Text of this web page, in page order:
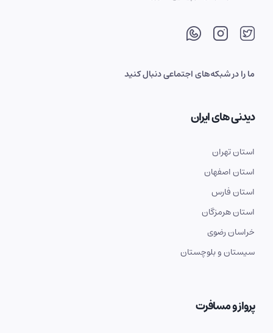
ما را در شبکه‌های اجتماعی دنبال کنید
دیدنی های ایران
استان تهران
استان اصفهان
استان فارس
استان هرمزگان
خراسان رضوی
سیستان و بلوچستان
پرواز و مسافرت